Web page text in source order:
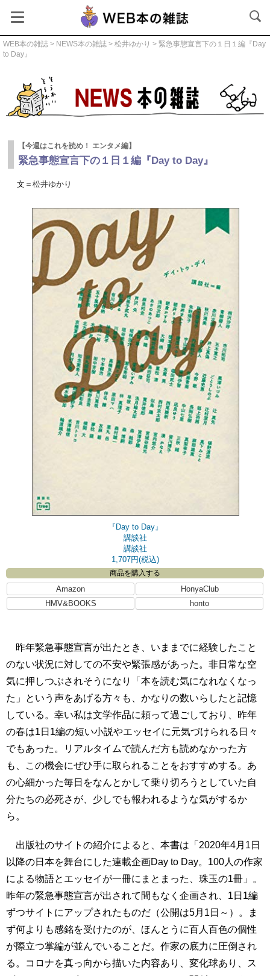
WEB本の雑誌 > NEWS本の雑誌 > 松井ゆかり > 緊急事態宣言下の１日１編『Day
to Day』
【今週はこれを読め！ エンタメ編】
緊急事態宣言下の１日１編『Day to Day』
文＝ 松井ゆかり
『Day to Day』
講談社
講談社
1,707円(税込)
商品を購入する
Amazon
HonyaClub
HMV&BOOKS
honto
昨年緊急事態宣言が出たとき、いままでに経験したこと
のない状況に対しての不安や緊張感があった。非日常な空
気に押しつぶされそうになり「本を読む気になれなくなっ
た」という声をあげる方々も、かなりの数いらしたと記憶
している。幸い私は文学作品に頼って過ごしており、昨年
の春は1日1編の短い小説やエッセイに元気づけられる日々
でもあった。リアルタイムで読んだ方も読めなかった方
も、この機会にぜひ手に取られることをおすすめする。あ
の心細かった毎日をなんとかして乗り切ろうとしていた自
分たちの必死さが、少しでも報われるような気がするか
ら。
出版社のサイトの紹介によると、本書は「2020年4月1日
以降の日本を舞台にした連載企画Day to Day。100人の作家
による物語とエッセイが一冊にまとまった、珠玉の1冊」。
昨年の緊急事態宣言が出されて間もなく企画され、1日1編
ずつサイトにアップされたものだ（公開は5月1日～）。ま
ず何よりも感銘を受けたのが、ほんとうに百人百色の個性
が際立つ掌編が並んでいることだ。作家の底力に圧倒され
る。コロナを真っ向から描いた内容あり、変化球あり、ス